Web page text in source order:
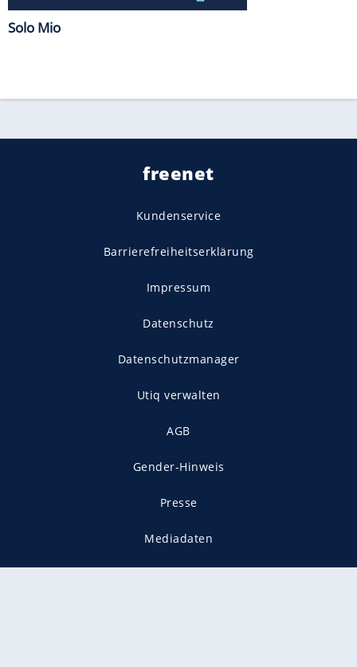
Solo Mio
freenet
Kundenservice
Barrierefreiheitserklärung
Impressum
Datenschutz
Datenschutzmanager
Utiq verwalten
AGB
Gender-Hinweis
Presse
Mediadaten